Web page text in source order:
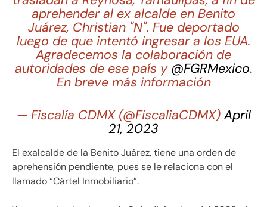
aprehender al ex alcalde en Benito
Juárez, Christian "N". Fue deportado
luego de que intentó ingresar a los EUA.
Agradecemos la colaboración de
autoridades de ese país y @FGRMexico.
En breve más información
— Fiscalía CDMX (@FiscaliaCDMX) April
21, 2023
El exalcalde de la Benito Juárez, tiene una orden de
aprehensión pendiente, pues se le relaciona con el
llamado “Cártel Inmobiliario”.